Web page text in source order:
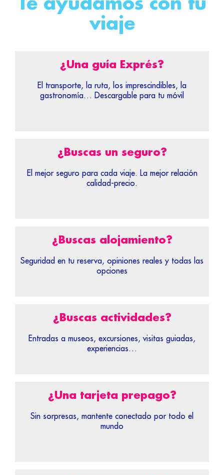
viaje
¿Una guía Exprés?
El transporte, la ruta, los imprescindibles, la
gastronomía… Descargable para tu móvil
¿Buscas un seguro?
El mejor seguro para cada viaje. La mejor relación
calidad-precio.
¿Buscas alojamiento?
Seguridad en tu reserva, opiniones reales y todas las
opciones
¿Buscas actividades?
Entradas a museos, excursiones, visitas guiadas,
experiencias…
¿Una tarjeta prepago?
Sin sorpresas, mantente conectado por todo el
mundo